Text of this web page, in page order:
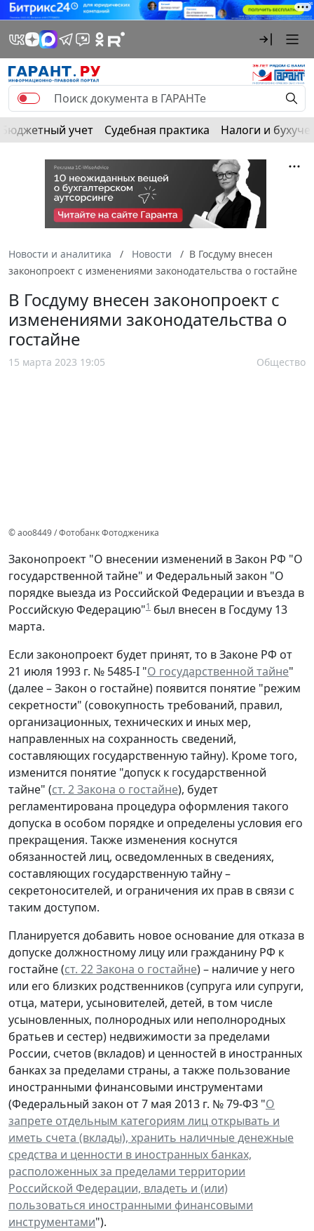
Бюджетный учет Судебная практика Налоги и
Новости и аналитика Новости
В Госдуму внесен
законопроект с изменениями законодательства о гостайне
В Госдуму внесен законопроект с
изменениями законодательства о
гостайне
15 марта 2023 19:05 Общество
© aoo8449 / Фотобанк Фотодженика
Законопроект "О внесении изменений в Закон РФ "О
государственной тайне" и Федеральный закон "О
порядке выезда из Российской Федерации и въезда в
Российскую Федерацию"1 был внесен в Госдуму 13
марта.
Если законопроект будет принят, то в Законе РФ от
21 июля 1993 г. № 5485-I "О государственной тайне"
(далее – Закон о гостайне) появится понятие "режим
секретности" (совокупность требований, правил,
организационных, технических и иных мер,
направленных на сохранность сведений,
составляющих государственную тайну). Кроме того,
изменится понятие "допуск к государственной
тайне" (ст. 2 Закона о гостайне), будет
регламентирована процедура оформления такого
допуска в особом порядке и определены условия его
прекращения. Также изменения коснутся
обязанностей лиц, осведомленных в сведениях,
составляющих государственную тайну –
секретоносителей, и ограничения их прав в связи с
таким доступом.
Планируется добавить новое основание для отказа в
допуске должностному лицу или гражданину РФ к
гостайне (ст. 22 Закона о гостайне) – наличие у него
или его близких родственников (супруга или супруги,
отца, матери, усыновителей, детей, в том числе
усыновленных, полнородных или неполнородных
братьев и сестер) недвижимости за пределами
России, счетов (вкладов) и ценностей в иностранных
банках за пределами страны, а также пользование
иностранными финансовыми инструментами
(Федеральный закон от 7 мая 2013 г. № 79-ФЗ "О
запрете отдельным категориям лиц открывать и
иметь счета (вклады), хранить наличные денежные
средства и ценности в иностранных банках,
расположенных за пределами территории
Российской Федерации, владеть и (или)
пользоваться иностранными финансовыми
инструментами").